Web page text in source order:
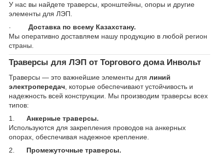
У нас вы найдете траверсы, кронштейны, опоры и другие
элементы для ЛЭП.
·
Доставка по всему Казахстану.
Мы оперативно доставляем нашу продукцию в любой регион
страны.
Траверсы для ЛЭП от Торгового дома Инвольт
Траверсы — это важнейшие элементы для линий
электропередач , которые обеспечивают устойчивость и
надежность всей конструкции. Мы производим траверсы всех
типов:
1.
Анкерные траверсы.
Используются для закрепления проводов на анкерных
опорах, обеспечивая надежное крепление.
2.
Промежуточные траверсы.